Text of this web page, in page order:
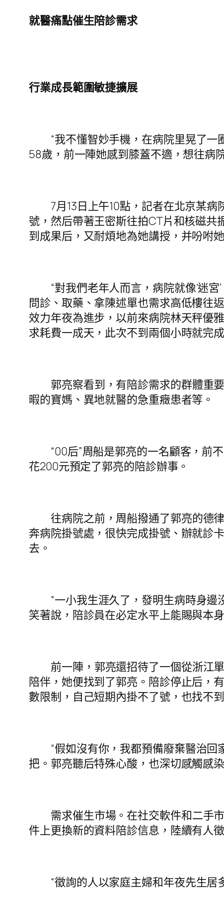
就醫痛點催生陪診需求
行業成長範圍敏捷擴展
“我不懂智妙手機，在病院里晃了
58歲，前一陣她感到膝蓋不適，想往病
7月13日上午10點，記者在北京某
號，然后帶著王密斯往拍CT片和核磁
到成果后，又耐煩地為她講授，并吩咐
“對我們老年人而言，病院就像‘迷
問診、取藥、拿陳述單也需求高低樓往
效力年夜為進步，以前來病院林天秤優
求耗費一成天，此次不到兩個小時就完
郭亮察看到，有陪診需求的群體重
暇的寶媽、異地就醫的急重癥患者等。
“00后”周船是郭亮的一名顧客，前
花200元預定了郭亮的陪診辦事。
往病院之前，周船撥通了郭亮的德
奔病院掛號處，很快完成掛號、辦就診
去。
“一小我生涯久了，發明生病時身
笑著說，陪診員在必定水平上能賜與本
前一陣，郭亮還招待了一個從浙江
陪伴，她便找到了郭亮。陪診停止后，
數限制，自己短期內掛不了號，也找不
“假如沒有你，我都預備廢棄醫治
把。郭亮聽后特殊心酸，也深切感觸感
需求催生市場。在社交軟件和二手
件上更換新的資料陪診信息，陸續有人
“徵詢的人以家庭主婦和年夜先生